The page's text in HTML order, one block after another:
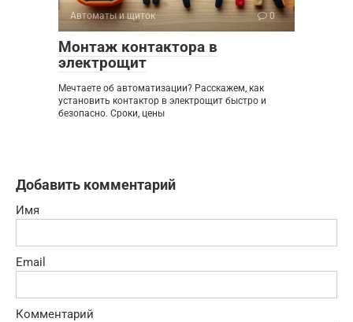
Автоматы и щиток 0
Монтаж контактора в
электрощит
Мечтаете об автоматизации? Расскажем, как
установить контактор в электрощит быстро и
безопасно. Сроки, цены
Добавить комментарий
Имя
Email
Комментарий